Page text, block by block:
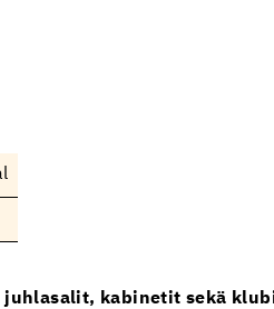
juhlasalit, kabinetit sekä